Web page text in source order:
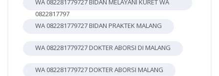
WA 082281779727 BIDAN MELAYANI KURET WA
0822817797
WA 082281779727 BIDAN PRAKTEK MALANG
WA 082281779727 DOKTER ABORSI DI MALANG
WA 082281779727 DOKTER ABORSI MALANG